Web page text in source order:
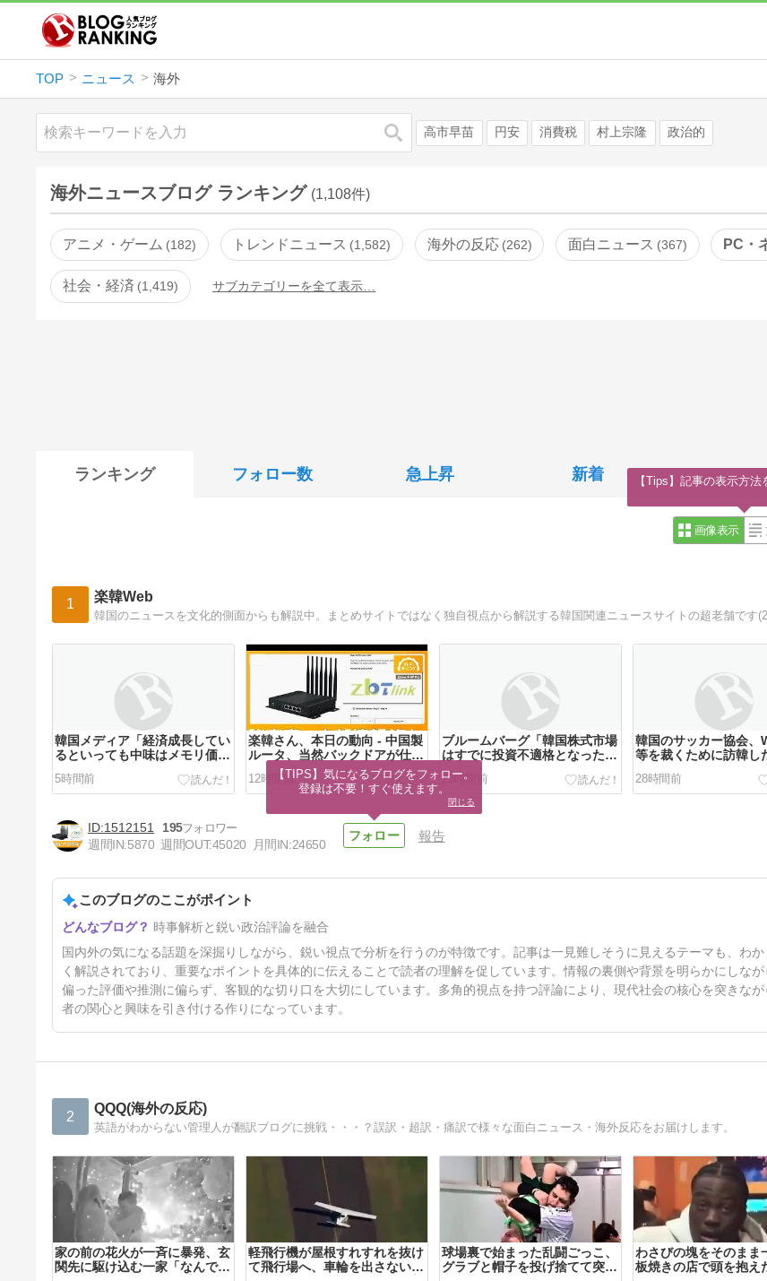
TOP ニュース 海外
検索 高市早苗 円安 消費税 村上宗隆 政治的
海外ニュースブログ ランキング (1,108件)
アニメ・ゲーム 182 トレンドニュース 1,582 海外の反応 262 面白ニュース 367 PC・
社会・経済 1,419 サブカテゴリーを全て表示…
ランキング フォロー数 急上昇 新着
画像表示
1 楽韓Web
韓国のニュースを文化的側面からも解説中。まとめサイトではなく独自視点から解説する韓国関連ニュースサイトの超老舗です
韓国メディア「経済成長してい
るといっても中味はメモリ価格
てしまった」……韓国の内需不
況は根強い状況っすね
5時間前
楽韓さん、本日の動向 - 中国製
ルータ、当然バックドアが仕込
まれていないはずもなく……
12時間前
ブルームバーグ「韓国株式市場
はすでに投資不適格となった」
→韓国財務相「韓国経済は絶好
調！ 韓国市場は安泰!!」……ま
あ、うん。国外からどう認識さ
れているのかって問題だか
23時間前
韓国のサッカー協会、
等を裁くために訪韓し
大して強くもないチー
な予算を持ってりゃそ
28時間前
楽韓さん、本日の動向 - ネット
で騒いでも現地がよくなるわけ
2日前
1512151
195
週間IN:5870 週間OUT:45020 月間IN:24650
報告
このブログのここがポイント
時事解析と鋭い政治評論を融合
国内外の気になる話題を深掘りしながら、鋭い視点で分析を行うのが特徴です。記事は一見難しそうに見えるテーマも、わか
く解説されており、重要なポイントを具体的に伝えることで読者の理解を促しています。情報の裏側や背景を明らかにしなが
偏った評価や推測に偏らず、客観的な切り口を大切にしています。多角的視点を持つ評論により、現代社会の核心を突きな
者の関心と興味を引き付ける作りになっています。
2 QQQ(海外の反応)
英語がわからない管理人が翻訳ブログに挑戦・・・？誤訳・超訳・痛訳で様々な面白ニュース・海外反応をお届けします。
家の前の花火が一斉に暴発、玄
関先に駆け込む一家「なんであ
軽飛行機が屋根すれすれを抜け
て飛行場へ、車輪を出さないま
球場裏で始まった乱闘ごっこ、
グラブと帽子を投げ捨てて突っ
わさびの塊をそのまま
板焼きの店で頭を抱え
【TIPS】気になるブログをフォロー。
登録は不要！すぐ使えます。
閉じる
【Tips】記事の表示方法